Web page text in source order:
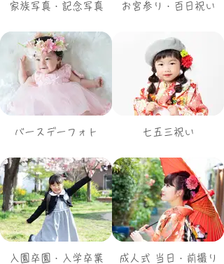
家族写真・記念写真 お宮参り・百日祝い
バースデーフォト 七五三祝い
入園卒園・入学卒業 成人式 当日・前撮り